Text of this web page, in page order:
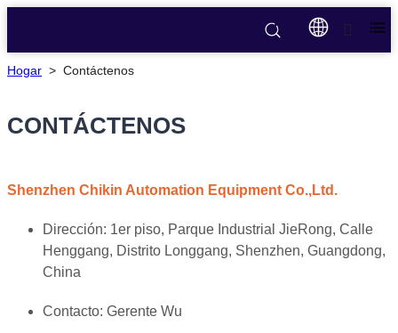
Hogar > Contáctenos
CONTÁCTENOS
Shenzhen Chikin Automation Equipment Co.,Ltd.
Dirección: 1er piso, Parque Industrial JieRong, Calle
Henggang, Distrito Longgang, Shenzhen, Guangdong,
China
Contacto: Gerente Wu